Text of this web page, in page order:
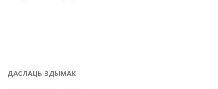
ДАСЛАЦЬ ЗДЫМАК